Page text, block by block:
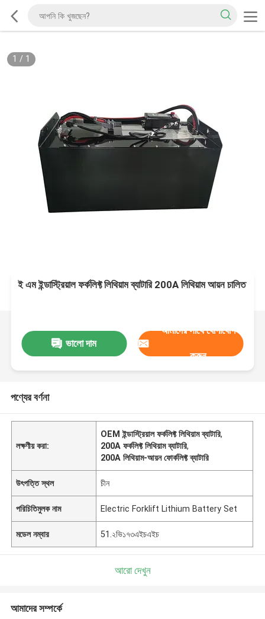
1 / 1
ই এম ইন্ডাস্ট্রিয়াল ফর্কলিফ্ট লিথিয়াম ব্যাটারি 200A লিথিয়াম আয়ন চালিত
ভালো দাম
আমাদের সাথে যোগাযোগ
করুন
পণ্যের বর্ণনা
লক্ষণীয় করা:
OEM ইন্ডাস্ট্রিয়াল ফর্কলিফ্ট লিথিয়াম ব্যাটারি,
200A ফর্কলিফ্ট লিথিয়াম ব্যাটারি,
200A লিথিয়াম-আয়ন ফোর্কলিফ্ট ব্যাটারি
উৎপত্তি স্থল চীন
পরিচিতিমুলক নাম Electric Forklift Lithium Battery Set
মডেল নম্বার 51.২ভি১৭৩এইচএইচ
আরো দেখুন
আমাদের সম্পর্কে